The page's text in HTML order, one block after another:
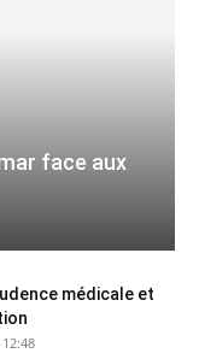
face aux
médicale et